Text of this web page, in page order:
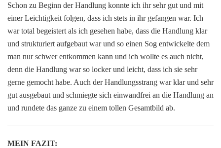
Schon zu Beginn der Handlung konnte ich ihr sehr gut und mit
einer Leichtigkeit folgen, dass ich stets in ihr gefangen war. Ich
war total begeistert als ich gesehen habe, dass die Handlung klar
und strukturiert aufgebaut war und so einen Sog entwickelte dem
man nur schwer entkommen kann und ich wollte es auch nicht,
denn die Handlung war so locker und leicht, dass ich sie sehr
gerne gemocht habe. Auch der Handlungsstrang war klar und sehr
gut ausgebaut und schmiegte sich einwandfrei an die Handlung an
und rundete das ganze zu einem tollen Gesamtbild ab.
MEIN FAZIT: